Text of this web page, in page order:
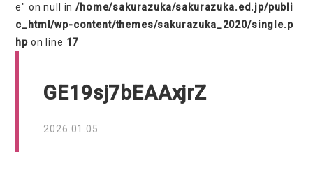
e" on null in/home/sakurazuka/sakurazuka.ed.jp/publi
c_html/wp-content/themes/sakurazuka_2020/single.p
hp on line 17
GE19sj7bEAAxjrZ
2026.01.05